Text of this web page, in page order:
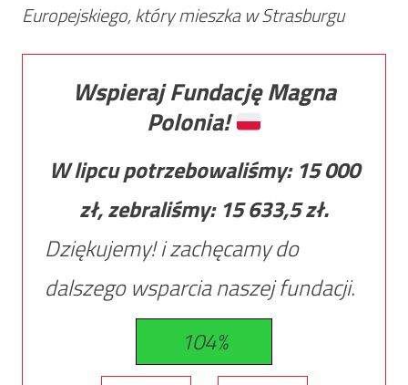
Europejskiego, który mieszka w Strasburgu
Wspieraj Fundację Magna
Polonia!
W lipcu potrzebowaliśmy: 15 000
zł, zebraliśmy: 15 633,5zł.
Dziękujemy! i zachęcamy do
dalszego wsparcia naszej fundacji.
104%